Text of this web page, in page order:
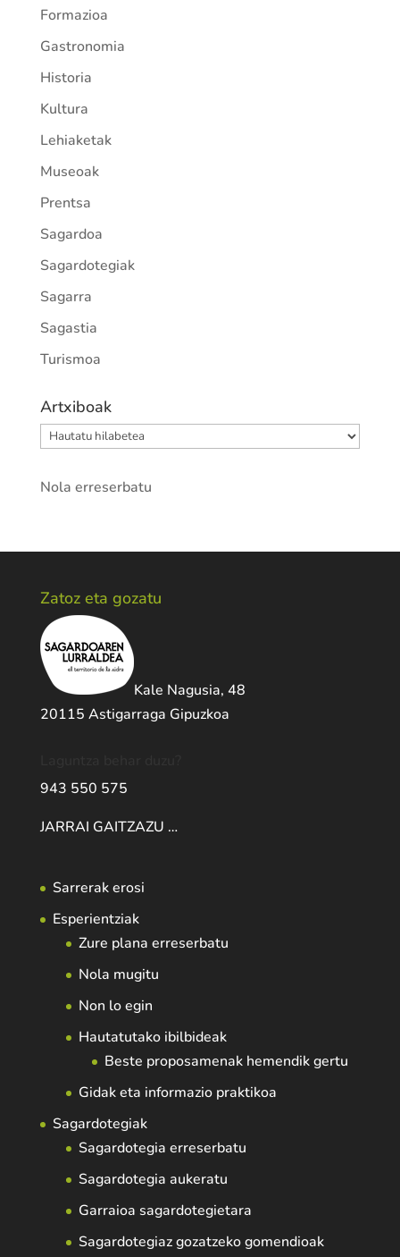
Formazioa
Gastronomia
Historia
Kultura
Lehiaketak
Museoak
Prentsa
Sagardoa
Sagardotegiak
Sagarra
Sagastia
Turismoa
Artxiboak
Artxiboak
Nola erreserbatu
Zatoz eta gozatu
Kale Nagusia, 48
20115 Astigarraga Gipuzkoa
943 550 575
JARRAI GAITZAZU …
Sarrerak erosi
Esperientziak
Zure plana erreserbatu
Nola mugitu
Non lo egin
Hautatutako ibilbideak
Beste proposamenak hemendik gertu
Gidak eta informazio praktikoa
Sagardotegiak
Sagardotegia erreserbatu
Sagardotegia aukeratu
Garraioa sagardotegietara
Sagardotegiaz gozatzeko gomendioak